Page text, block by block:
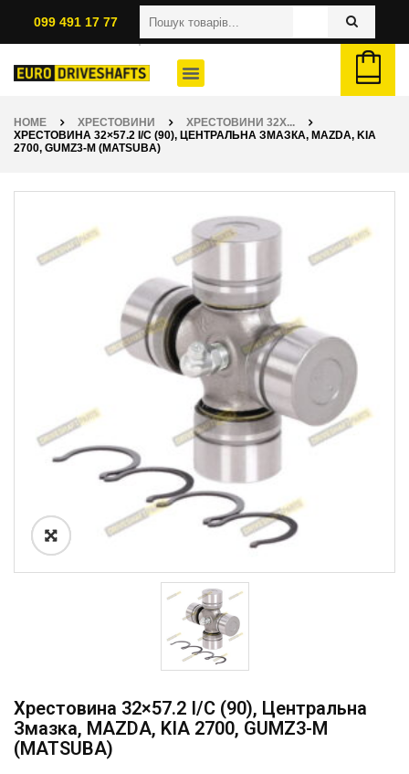
099 491 17 77
HOME ХРЕСТОВИНИ
ХРЕСТОВИНИ 32X...
ХРЕСТОВИНА 32×57.2 I/C (90), ЦЕНТРАЛЬНА ЗМАЗКА, MAZDA, KIA
2700, GUMZ3-M (MATSUBA)
Хрестовина 32×57.2 I/C (90), Центральна
Змазка, MAZDA, KIA 2700, GUMZ3-M
(MATSUBA)